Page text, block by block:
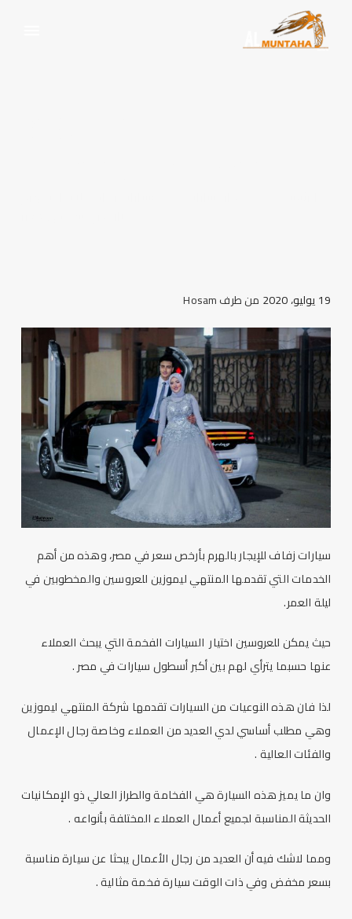
19 يوليو، 2020 من طرفHosam
سيارات زفاف للإيجار بالهرم بأرخص سعر في مصر، وهذه من أهم
الخدمات التي تقدمها المنتهي ليموزين للعروسين والمخطوبين في
ليلة العمر.
حيث يمكن للعروسين اختيار السيارات الفخمة التي يبحث العملاء
عنها حسبما يترأي لهم بين أكبر أسطول سيارات في مصر .
لذا فان هذه النوعيات من السيارات تقدمها شركة المنتهي ليموزين
وهي مطلب أساسي لدي العديد من العملاء وخاصة رجال الإعمال
والفئات العالية .
وان ما يميز هذه السيارة هي الفخامة والطراز العالي ذو الإمكانيات
الحديثة المناسبة لجميع أعمال العملاء المختلفة بأنواعه .
ومما لاشك فيه أن العديد من رجال الأعمال يبحثا عن سيارة مناسبة
بسعر مخفض وفي ذات الوقت سيارة فخمة مثالية .